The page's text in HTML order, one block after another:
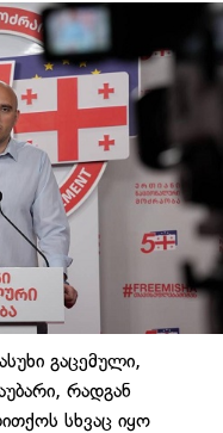
გაცემული,
რადგან
სხვაც იყო